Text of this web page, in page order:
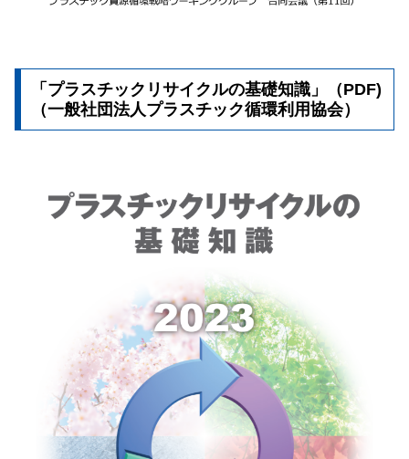
「プラスチックリサイクルの基礎知識」（PDF)
（一般社団法人プラスチック循環利用協会）